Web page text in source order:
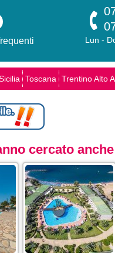
Lun -
Toscana Trentino Alto
cercato